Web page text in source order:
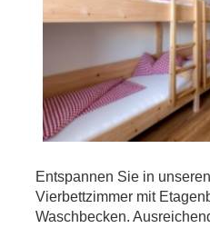
persons
Entspannen Sie in
Vierbettzimmer mit
Waschbecken.